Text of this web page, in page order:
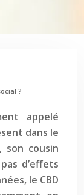
?
appelé
dans le
son cousin
d’effets
le CBD